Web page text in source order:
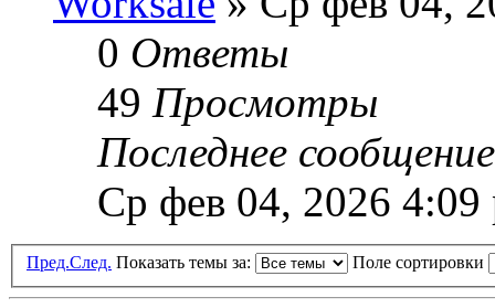
0 Ответы
49 Просмотры
Последнее
Ср фев 04, 2026 4:09
Пред.След. Показать темы за: Поле сортировки